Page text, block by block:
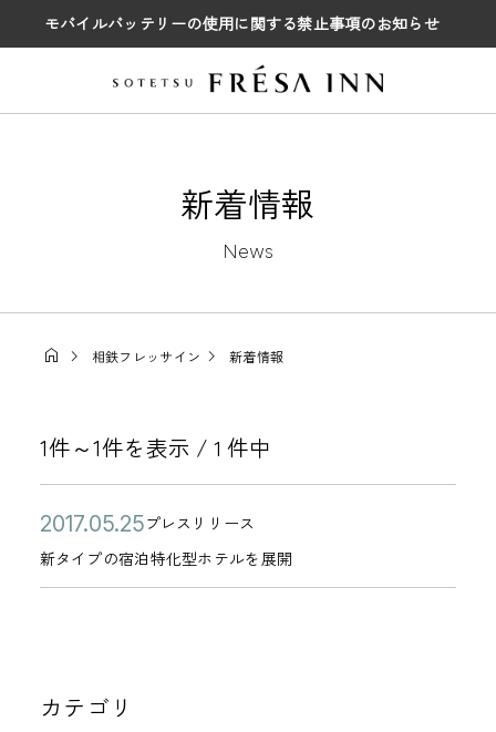
モバイルバッテリーの使用に関する禁止事項のお知らせ
新着情報
News
相鉄フレッサイン 新着情報
1件～1件を表示 / 1 件中
新タイプの宿泊特化型ホテルを展開
公
開
日
2
0
1
5
カ
テ
プレスリリース
新
タ
イ
泊
カテゴリ